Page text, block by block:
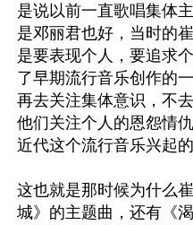
是说以前一直歌唱集体
是邓丽君也好，当时的
是要表现个人，要追求
了早期流行音乐创作的
再去关注集体意识，不
他们关注个人的恩怨情
近代这个流行音乐兴起的
这也就是那时候为什么
城》的主题曲，还有《